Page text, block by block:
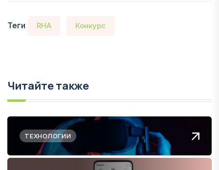
Теги RHA Конкурс
Читайте также
ТЕХНОЛОГИИ